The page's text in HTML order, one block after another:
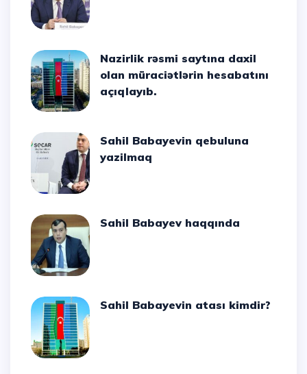
Nazirlik rəsmi saytına daxil
olan müraciətlərin hesabatını
açıqlayıb.
Sahil Babayevin qebuluna
yazilmaq
Sahil Babayev haqqında
Sahil Babayevin atası kimdir?